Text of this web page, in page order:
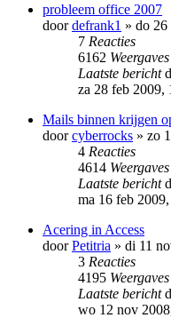
probleem office 2007
doordefrank1 » do 26
7 Reacties
6162 Weergaves
Laatste bericht
za 28 feb 2009,
Mails binnen krijgen
doorcyberrocks » zo
4 Reacties
4614 Weergaves
Laatste bericht
ma 16 feb
Acering in Access
doorPetitria » di 11
3 Reacties
4195 Weergaves
Laatste bericht
wo 12 nov